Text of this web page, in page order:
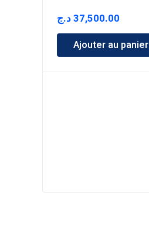
37,500.00د.ج
Ajouter au panier